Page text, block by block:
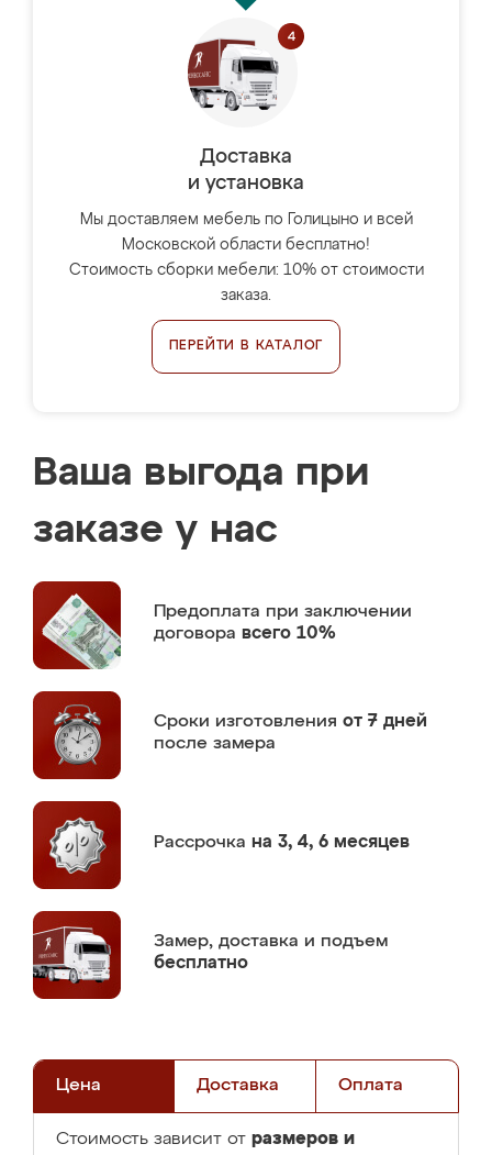
Доставка
и установка
Мы доставляем мебель по Голицыно и всей
Московской области бесплатно!
Стоимость сборки мебели: 10% от стоимости
заказа.
ПЕРЕЙТИ В КАТАЛОГ
Ваша выгода при
заказе у нас
Предоплата при заключении
договора всего 10%
Сроки изготовления от 7 дней
после замера
Рассрочка на 3, 4, 6 месяцев
Замер, доставка и подъем
бесплатно
Цена Доставка Оплата
Стоимость зависит от размеров и